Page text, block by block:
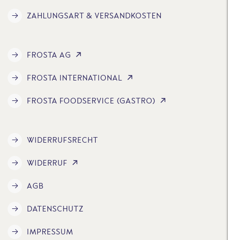
ZAHLUNGSART & VERSANDKOSTEN
FROSTA AG
FROSTA INTERNATIONAL
FROSTA FOODSERVICE (GASTRO)
WIDERRUFSRECHT
WIDERRUF
AGB
DATENSCHUTZ
IMPRESSUM